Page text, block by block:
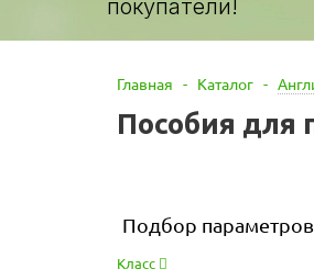
покупатели!
Главная - Каталог -
Пособия для
Подбор параметров
Класс